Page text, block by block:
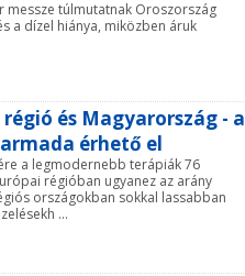
túlmutatnak Oroszország
a dízel hiánya, miközben áruk
és Magyarország - a
érhető el
a legmodernebb terápiák 76
régióban ugyanez az arány
országokban sokkal lassabban
...